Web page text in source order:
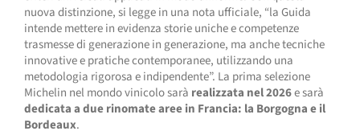
nuova distinzione, si legge in una nota ufficiale, “la Guida
intende mettere in evidenza storie uniche e competenze
trasmesse di generazione in generazione, ma anche tecniche
innovative e pratiche contemporanee, utilizzando una
metodologia rigorosa e indipendente”. La prima selezione
Michelin nel mondo vinicolo sarà realizzata nel 2026e sarà
dedicata a due rinomate aree in Francia: la Borgogna e il
Bordeaux.